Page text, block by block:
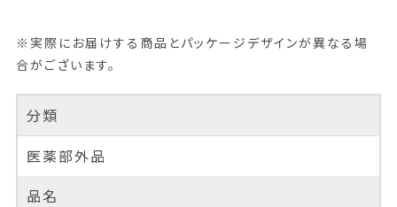
※実際にお届けする商品とパッケージデザインが異なる場
合がございます。
分類
医薬部外品
品名